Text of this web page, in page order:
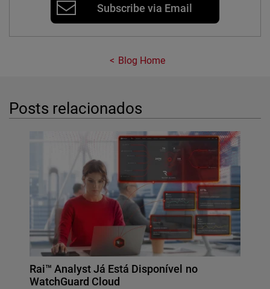
Subscribe via Email
Blog Home
Posts relacionados
Rai™ Analyst Já Está Disponível no
WatchGuard Cloud